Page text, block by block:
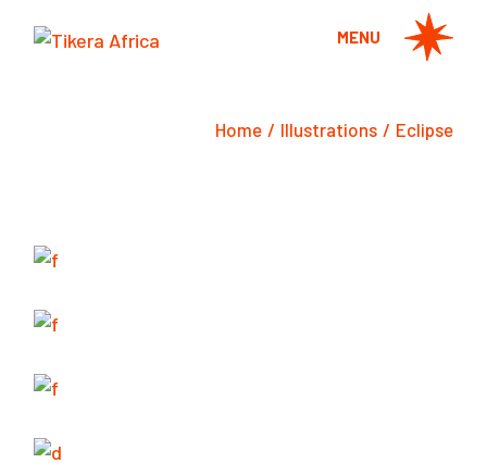
MENU
Home Illustrations Eclipse